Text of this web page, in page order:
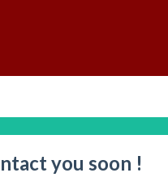
you soon !